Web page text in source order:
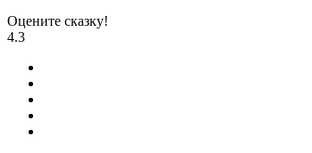
Оцените сказку!
4.3